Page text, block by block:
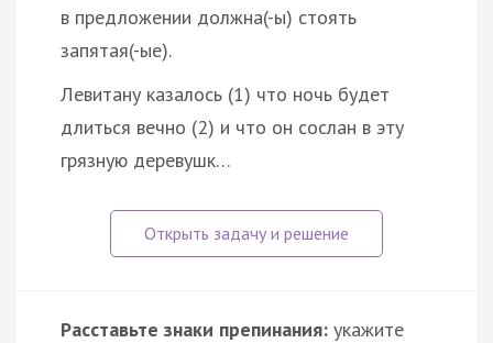
в предложении должна(-ы) стоять
запятая(-ые).
Левитану казалось (1) что ночь будет
длиться вечно (2) и что он сослан в эту
грязную деревушк…
Расставьте знаки препинания: укажите